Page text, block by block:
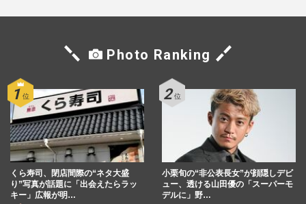
Photo Ranking
くら寿司、閉店間際の“ネタ大盛
り”写真が話題に「出会えたらラッ
キー」広報が明…
小栗旬の“非公表長女”が顔隠しデビ
ュー、透ける山田優の「スーパーモ
デルに」野…